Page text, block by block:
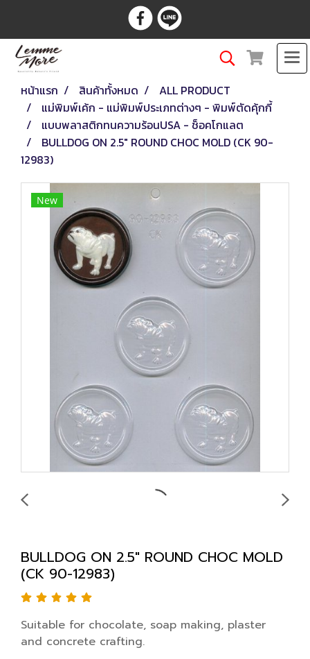
หน้าแรก สินค้าทั้งหมด
ALL PRODUCT
แม่พิมพ์เค้ก - แม่พิมพ์ประเภทต่างๆ - พิมพ์ตัดคุ้กกี้
แบบพลาสติกทนความร้อนUSA - ช็อคโกแลต
BULLDOG ON 2.5" ROUND CHOC MOLD (CK 90-
12983)
New
BULLDOG ON 2.5" ROUND CHOC MOLD
(CK 90-12983)
Suitable for chocolate, soap making, plaster
and concrete crafting.